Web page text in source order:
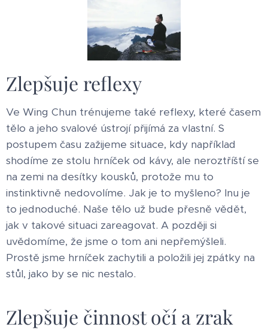
Zlepšuje reflexy
Ve Wing Chun trénujeme také reflexy, které časem
tělo a jeho svalové ústrojí přijímá za vlastní. S
postupem času zažijeme situace, kdy například
shodíme ze stolu hrníček od kávy, ale neroztříští se
na zemi na desítky kousků, protože mu to
instinktivně nedovolíme. Jak je to myšleno? Inu je
to jednoduché. Naše tělo už bude přesně vědět,
jak v takové situaci zareagovat. A později si
uvědomíme, že jsme o tom ani nepřemýšleli.
Prostě jsme hrníček zachytili a položili jej zpátky na
stůl, jako by se nic nestalo.
Zlepšuje činnost očí a zrak